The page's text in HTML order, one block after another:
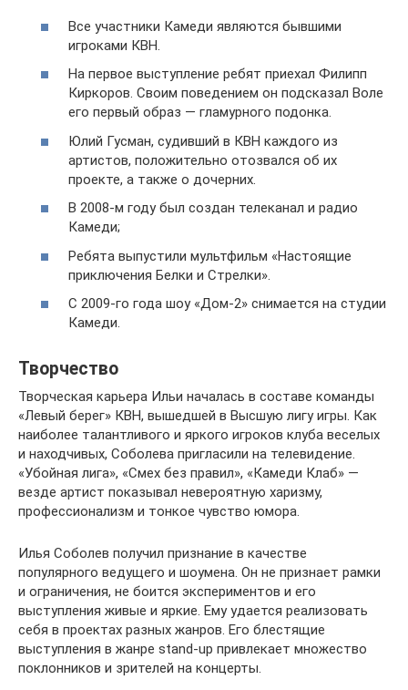
Все участники Камеди являются бывшими
игроками КВН.
На первое выступление ребят приехал Филипп
Киркоров. Своим поведением он подсказал Воле
его первый образ — гламурного подонка.
Юлий Гусман, судивший в КВН каждого из
артистов, положительно отозвался об их
проекте, а также о дочерних.
В 2008-м году был создан телеканал и радио
Камеди;
Ребята выпустили мультфильм «Настоящие
приключения Белки и Стрелки».
С 2009-го года шоу «Дом-2» снимается на студии
Камеди.
Творчество
Творческая карьера Ильи началась в составе команды
«Левый берег» КВН, вышедшей в Высшую лигу игры. Как
наиболее талантливого и яркого игроков клуба веселых
и находчивых, Соболева пригласили на телевидение.
«Убойная лига», «Смех без правил», «Камеди Клаб» —
везде артист показывал невероятную харизму,
профессионализм и тонкое чувство юмора.
Илья Соболев получил признание в качестве
популярного ведущего и шоумена. Он не признает рамки
и ограничения, не боится экспериментов и его
выступления живые и яркие. Ему удается реализовать
себя в проектах разных жанров. Его блестящие
выступления в жанре stand-up привлекает множество
поклонников и зрителей на концерты.